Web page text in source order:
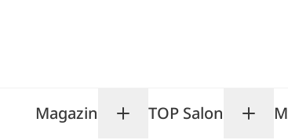
Magazin Toggle Magazin
TOP Salon